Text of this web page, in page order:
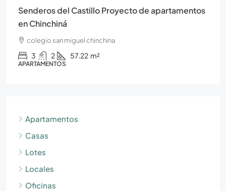
Senderos del Castillo Proyecto de apartamentos
en Chinchiná
colegio san miguel chinchina
3 2 57.22 m²
APARTAMENTOS
Apartamentos
Casas
Lotes
Locales
Oficinas